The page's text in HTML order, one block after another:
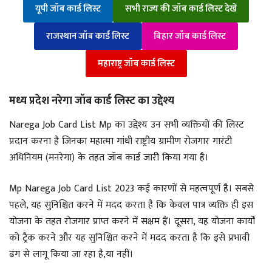
यूपी जॉब कार्ड लिस्ट
सभी राज्य की जॉब कार्ड लिस्ट देखें
राजस्थान जॉब कार्ड लिस्ट
बिहार जॉब कार्ड लिस्ट
महाराष्ट्र जॉब कार्ड लिस्ट
मध्य प्रदेश नरेगा जॉब कार्ड लिस्ट का उद्देश्य
Narega Job Card List Mp का उद्देश्य उन सभी व्यक्तियों की लिस्ट
प्रदान करना है जिनका महात्मा गांधी राष्ट्रीय ग्रामीण रोजगार गारंटी
अधिनियम (मनरेगा) के तहत जॉब कार्ड जारी किया गया है।
Mp Narega Job Card List 2023 कई कारणों से महत्वपूर्ण है। सबसे
पहले, यह सुनिश्चित करने में मदद करता है कि केवल पात्र व्यक्ति ही इस
योजना के तहत रोजगार प्राप्त करने में सक्षम हैं। दूसरा, यह योजना कार्यों
को ट्रैक करने और यह सुनिश्चित करने में मदद करता है कि इसे प्रभावी
ढंग से लागू किया जा रहा है,या नहीं।